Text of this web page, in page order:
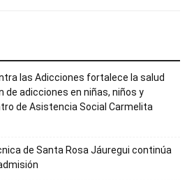
las Adicciones fortalece la salud
de adicciones en niñas, niños y
de Asistencia Social Carmelita
de Santa Rosa Jáuregui continúa